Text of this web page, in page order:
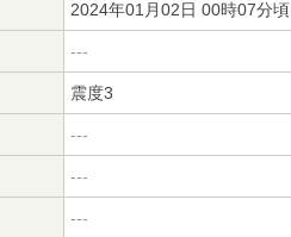
2024年01月02日 00時07分頃
---
震度3
---
---
---